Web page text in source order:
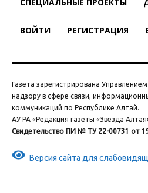
ВОЙТИ РЕГИСТРАЦИЯ
Газета зарегистрирована
надзору в сфере связи,
коммуникаций по Республике Алтай.
АУ РА «Редакция газеты «Звезда
Свидетельство ПИ № ТУ 22-00731 от
Версия сайта для